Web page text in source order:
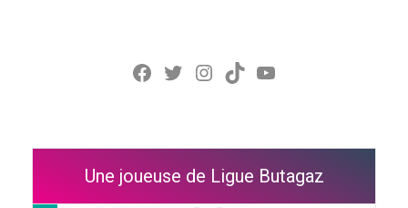
Facebook
Twitter
Instagram
TikTokYouTube
Une joueuse de Ligue Butagaz